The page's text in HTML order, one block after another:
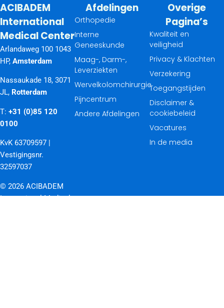
ACIBADEM
International
Medical Center
Arlandaweg 100 1043
HP, Amsterdam
Nassaukade 18, 3071
JL, Rotterdam
T: +31 (0)85 120
0100
KvK 63709597 |
Vestigingsnr.
32597037
© 2026 ACIBADEM
International Medical
Afdelingen
Orthopedie
Interne
Geneeskunde
Maag-, Darm-,
Leverziekten
Wervelkolomchirurgie
Pijncentrum
Andere Afdelingen
Overige
Pagina’s
Kwaliteit en
veiligheid
Privacy & Klachten
Verzekering
Toegangstijden
Disclaimer &
cookiebeleid
Vacatures
In de media